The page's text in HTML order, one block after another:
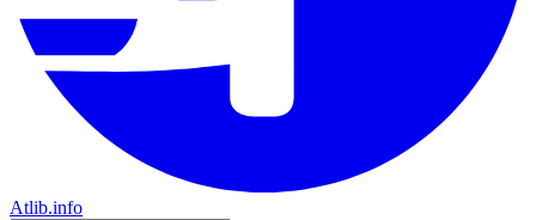
Atlib.info